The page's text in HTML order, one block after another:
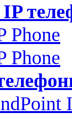
IP
Phone
Phone